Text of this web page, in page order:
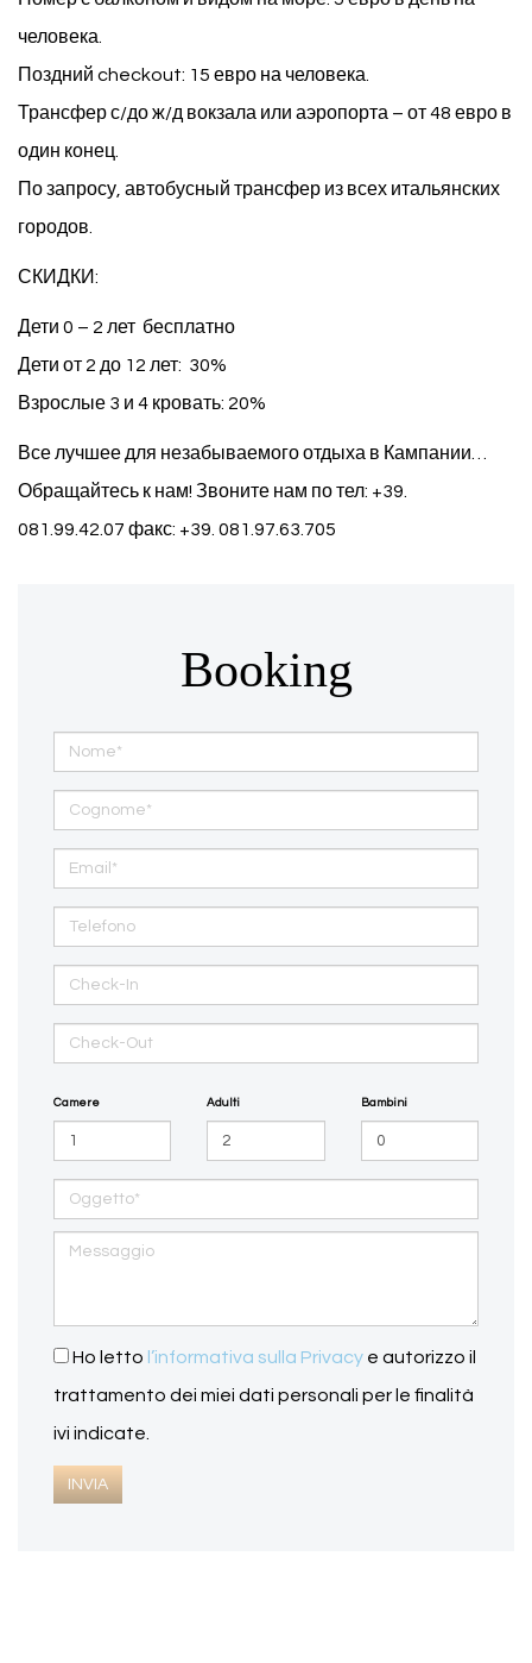
человека.
Поздний checkout: 15 евро на человека.
Трансферс/до ж/д вокзала или аэропорта – от 48 евро в
один конец.
По запросу, автобусный трансфер из всех итальянских
городов.
СКИДКИ:
Дети 0 – 2 лет бесплатно
Дети от 2 до 12 лет: 30%
Взрослые 3 и 4 кровать: 20%
Все лучшее для незабываемого отдыха в Кампании…
Обращайтесь к нам! Звоните нам по тел: +39.
081.99.42.07 факс: +39. 081.97.63.705
Booking
Camere Adulti Bambini
Ho letto l’informativa sulla Privacy e autorizzo il
trattamento dei miei dati personali per le finalità
ivi indicate.